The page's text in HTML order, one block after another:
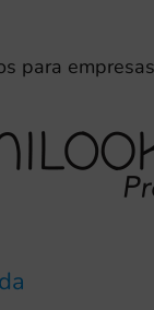
para empresas